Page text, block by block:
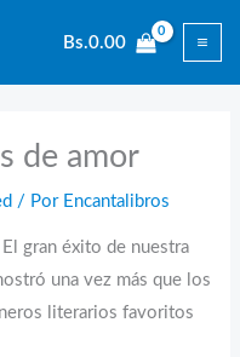
Bs.0.00
de amor
/ Por Encantalibros
gran éxito de nuestra
una vez más que los
literarios favoritos